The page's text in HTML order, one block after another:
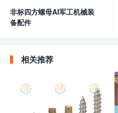
非标四方螺母AI军工机械装
备配件
相关推荐